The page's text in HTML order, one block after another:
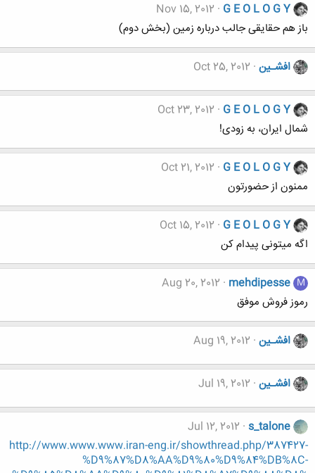
G E O L O G Y
Nov 15, 2012
باز هم حقایقی جالب درباره زمین (بخش دوم)
افشـین Oct 25, 2012
G E O L O G Y
Oct 23, 2012
شمال ایران، به زودی!
G E O L O G Y
Oct 21, 2012
ممنون از حضورتون
G E O L O G Y
Oct 15, 2012
اگه میتونی پیدام کن
M
mehdipesse
Aug 20, 2012
رموز فروش موفق
افشـین Aug 19, 2012
افشـین Jul 19, 2012
s_talone
Jul 12, 2012
http://www.www.www.iran-eng.ir/showthread.php/387427-
%D9%87%D8%AA%D9%80%D9%84%DB%8C-